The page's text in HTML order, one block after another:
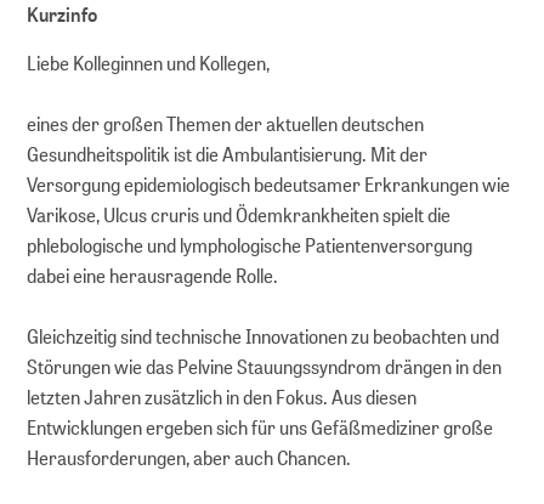
Kurzinfo
Liebe Kolleginnen und Kollegen,
eines der großen Themen der aktuellen deutschen
Gesundheitspolitik ist die Ambulantisierung. Mit der
Versorgung epidemiologisch bedeutsamer Erkrankungen wie
Varikose, Ulcus cruris und Ödemkrankheiten spielt die
phlebologische und lymphologische Patientenversorgung
dabei eine herausragende Rolle.
Gleichzeitig sind technische Innovationen zu beobachten und
Störungen wie das Pelvine Stauungssyndrom drängen in den
letzten Jahren zusätzlich in den Fokus. Aus diesen
Entwicklungen ergeben sich für uns Gefäßmediziner große
Herausforderungen, aber auch Chancen.